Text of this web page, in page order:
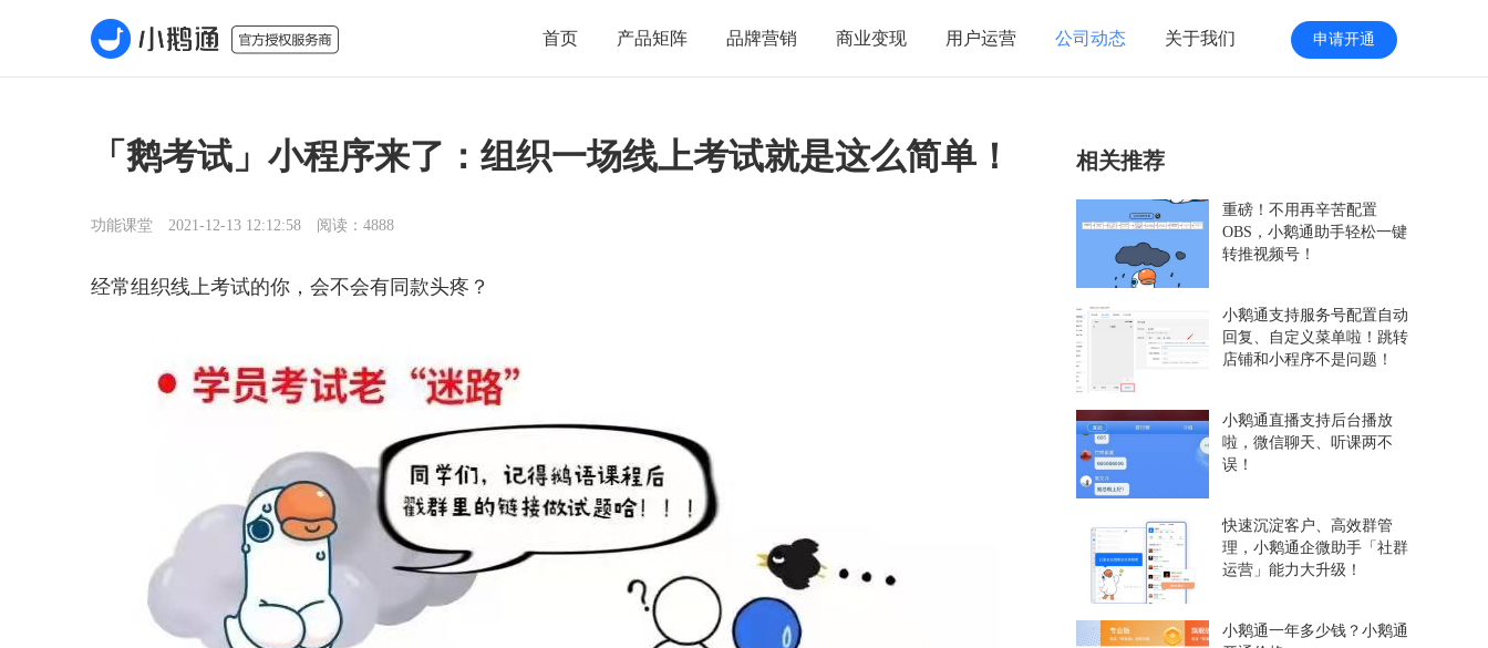
首页 产品矩阵 品牌营销 商业变现 用户运营 公司动态 关于我们 申请开通
「鹅考试」小程序来了：组织一场线上考试就是这么简单！
功能课堂 2021-12-13 12:12:58 阅读：4888
经常组织线上考试的你，会不会有同款头疼？
相关推荐
重磅！不用再辛苦配置
OBS，小鹅通助手轻松一键
转推视频号！
小鹅通支持服务号配置自动
回复、自定义菜单啦！跳转
店铺和小程序不是问题！
小鹅通直播支持后台播放
啦，微信聊天、听课两不
误！
快速沉淀客户、高效群管
理，小鹅通企微助手「社群
运营」能力大升级！
小鹅通一年多少钱？小鹅通